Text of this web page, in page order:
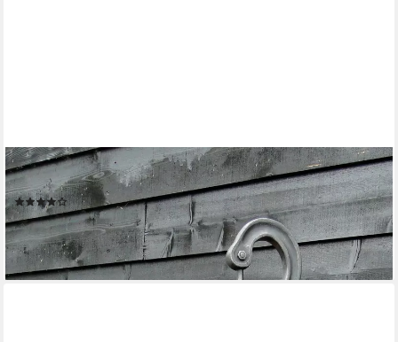
ACQUAARTE
Gartenbrunnen Regina, 38 cm Breite
(33)
ab 169,99 € UVP 186,95 €
-9%
lieferbar - in 3-4 Werktagen bei dir